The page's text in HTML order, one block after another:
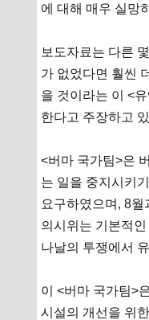
에 대해 매우 실망
보도자료는 다른
가 없었다면 훨씬
을 것이라는 이 <
한다고 주장하고
<버마 국가팀>은
는 일을 중지시키
요구하였으며, 8
의시위는 기본적
나날의 투쟁에서
이 <버마 국가팀>
시설의 개선을 위